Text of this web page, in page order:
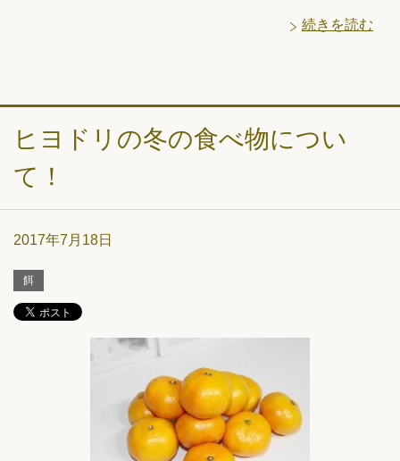
続きを読む
ヒヨドリの冬の食べ物につい
て！
2017年7月18日
餌